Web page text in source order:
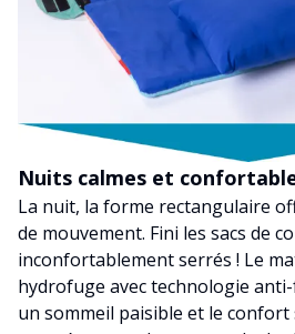
Nuits calmes et
La nuit, la forme rectangulaire
de mouvement. Fini les sacs de
inconfortablement serrés ! Le
hydrofuge avec technologie
un sommeil paisible et le